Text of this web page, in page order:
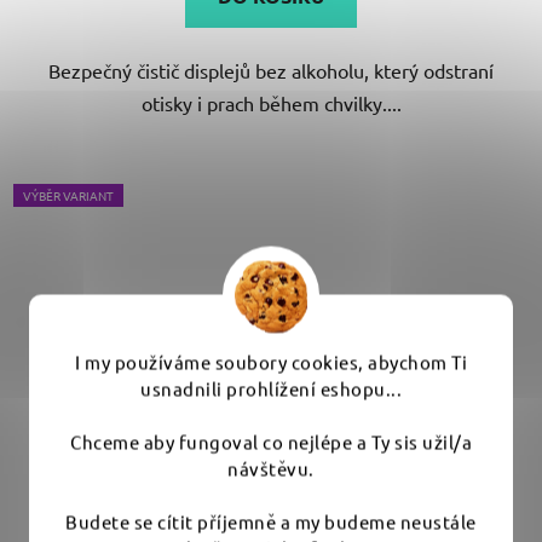
I my používáme soubory cookies, abychom Ti
usnadnili prohlížení eshopu...
Chceme aby fungoval co nejlépe a Ty sis užil/a
návštěvu.
Budete se cítit příjemně a my budeme neustále
Bezpečný čistič displejů bez alkoholu, který odstraní
otisky i prach během chvilky....
VÝBĚR VARIANT